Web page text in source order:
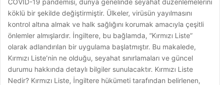
COVID-19 pandemisi, dünya genelinde seyahat düzenlemelerini
köklü bir şekilde değiştirmiştir. Ülkeler, virüsün yayılmasını
kontrol altına almak ve halk sağlığını korumak amacıyla çeşitli
önlemler almışlardır. İngiltere, bu bağlamda, “Kırmızı Liste”
olarak adlandırılan bir uygulama başlatmıştır. Bu makalede,
Kırmızı Liste’nin ne olduğu, seyahat sınırlamaları ve güncel
durumu hakkında detaylı bilgiler sunulacaktır. Kırmızı Liste
Nedir? Kırmızı Liste, İngiltere hükümeti tarafından belirlenen,